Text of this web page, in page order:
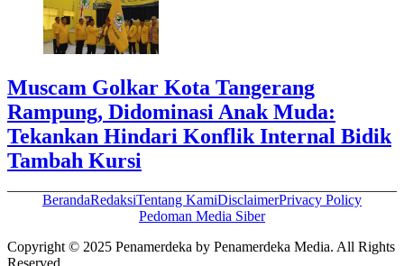
Muscam Golkar Kota Tangerang
Rampung, Didominasi Anak Muda:
Tekankan Hindari Konflik Internal Bidik
Tambah Kursi
BerandaRedaksiTentang KamiDisclaimerPrivacy Policy
Pedoman Media Siber
Copyright © 2025 Penamerdeka by Penamerdeka Media. All Rights
Reserved.